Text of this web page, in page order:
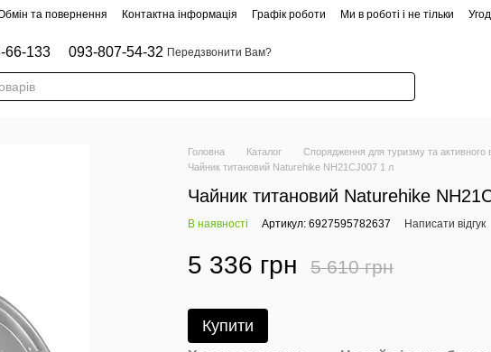
та повернення Контактна інформація Графік роботи Ми в роботі і не тільки
66-133 093-807-54-32 Передзвонити Вам?
Головна Каталог Спорядження для туризму та активного
Чайник титановий Naturehike NH21CJ007 1 л
Чайник титановий Naturehike
В наявності Артикул: 6927595782637 Написати відгук
5 336 грн 5 610 грн
Купити